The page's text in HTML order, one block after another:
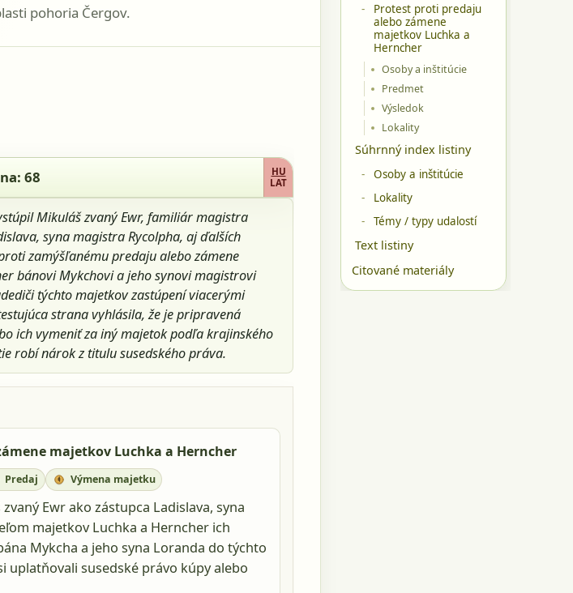
pohoria Čergov.
68
68
HU
LAT
Mikuláš zvaný Ewr, familiár magistra
syna magistra Rycolpha, aj ďalších
zamýšľanému predaju alebo zámene
bánovi Mykchovi a jeho synovi magistrovi
týchto majetkov zastúpení viacerými
strana vyhlásila, že je pripravená
ich vymeniť za iný majetok podľa krajinského
robí nárok z titulu susedského práva.
majetkov Luchka a Herncher
Predaj Výmena majetku
Ewr ako zástupca Ladislava, syna
majetkov Luchka a Herncher ich
Mykcha a jeho syna Loranda do týchto
uplatňovali susedské právo kúpy alebo
Protest proti predaju
alebo zámene
majetkov Luchka a
Herncher
Osoby a inštitúcie
Predmet
Výsledok
Lokality
Súhrnný index listiny
Osoby a inštitúcie
Lokality
Témy / typy udalostí
Text listiny
Citované materiály